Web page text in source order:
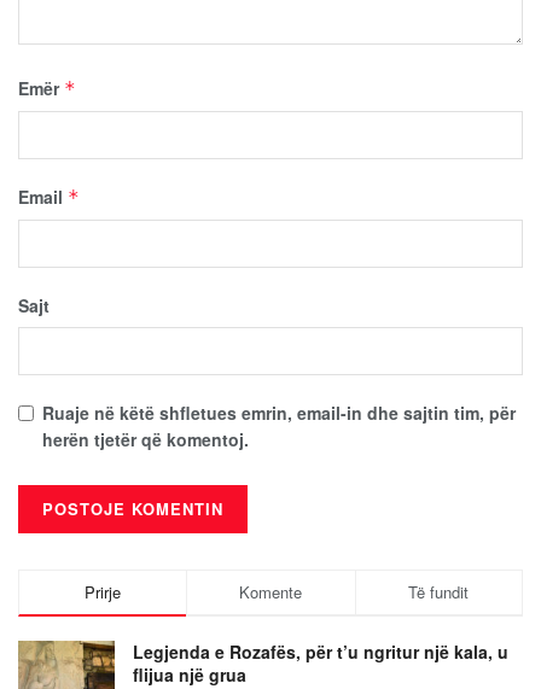
Emër *
Email *
Sajt
Ruaje në këtë shfletues emrin, email-in dhe sajtin tim, për
herën tjetër që komentoj.
Prirje Komente Të fundit
Legjenda e Rozafës, për t’u ngritur një kala, u
flijua një grua